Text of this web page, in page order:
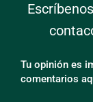
Tu opinión es
comentarios